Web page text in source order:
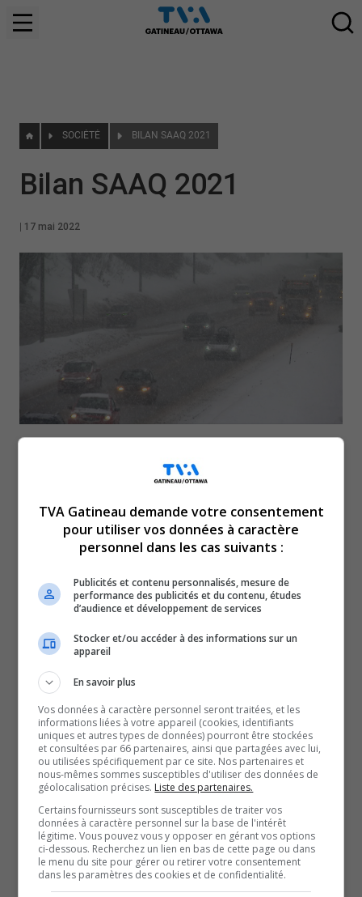
SOCIÉTÉ BILAN SAAQ 2021
Bilan SAAQ 2021
17 mai 2022
publié son bilan routier pour 2021.
connu une baisse l’an dernier, pendant qu’il
augmentait dans le reste de la province. Toutefois, il y a
Avec une hausse de 14%, la région connaît l’un des pires
résultats à ce chapitre au Québec. L’Outaouais a aussi vu
le nombre d’accidents impliquant de l’alcool grimper en
2021. La SAAQ note également une recrudescence des
accidents impliquant des usagers plus à risques.
« Chez les décès, la part des usagés vulnérable est
beaucoup plus grande, constate Maxime Brault, directeur
de la recherche pour la Société de l’assurance automobile
du Québec. On parle de 40 % des décès qui étaient soi
des motocyclistes, un cyclomotoriste, un cycliste ou un
piéton. C’est une préoccupation pour le Québec sur
laquelle je pense qu’il faut agir les usagés vulnérables. »
SOUTENIR NOS MÉDIAS, C’EST PROTÉGER NOTRE
CULTURE ET NOTRE ÉCONOMIE
TVA Gatineau demande votre consentement
pour utiliser vos données à caractère
personnel dans les cas suivants :
Publicités et contenu personnalisés, mesure de
performance des publicités et du contenu, études
d’audience et développement de services
Stocker et/ou accéder à des informations sur un
appareil
En savoir plus
Vos données à caractère personnel seront traitées, et les
informations liées à votre appareil (cookies, identifiants
uniques et autres types de données) pourront être stockées
et consultées par 66 partenaires, ainsi que partagées avec lui,
ou utilisées spécifiquement par ce site. Nos partenaires et
nous-mêmes sommes susceptibles d'utiliser des données de
géolocalisation précises. Liste des partenaires.
Certains fournisseurs sont susceptibles de traiter vos
données à caractère personnel sur la base de l'intérêt
légitime. Vous pouvez vous y opposer en gérant vos options
ci-dessous. Recherchez un lien en bas de cette page ou dans
le menu du site pour gérer ou retirer votre consentement
dans les paramètres des cookies et de confidentialité.